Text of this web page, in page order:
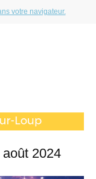
votre navigateur.
2024